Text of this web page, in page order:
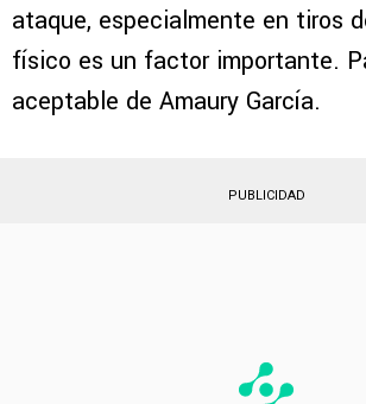
ataque, especialmente en tiros
físico es un factor importante.
aceptable de Amaury García.
PUBLICIDAD